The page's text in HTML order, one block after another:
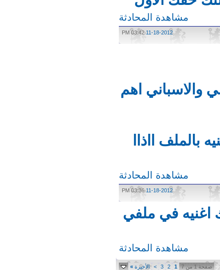
مشاهدة المحادثة
11-18-2012
03:42 PM
والاسباني اهم
ااذاا
مشاهدة المحادثة
11-18-2012
03:36 PM
في ملفي
مشاهدة المحادثة
1 من 7 1
2 الأخيرة»